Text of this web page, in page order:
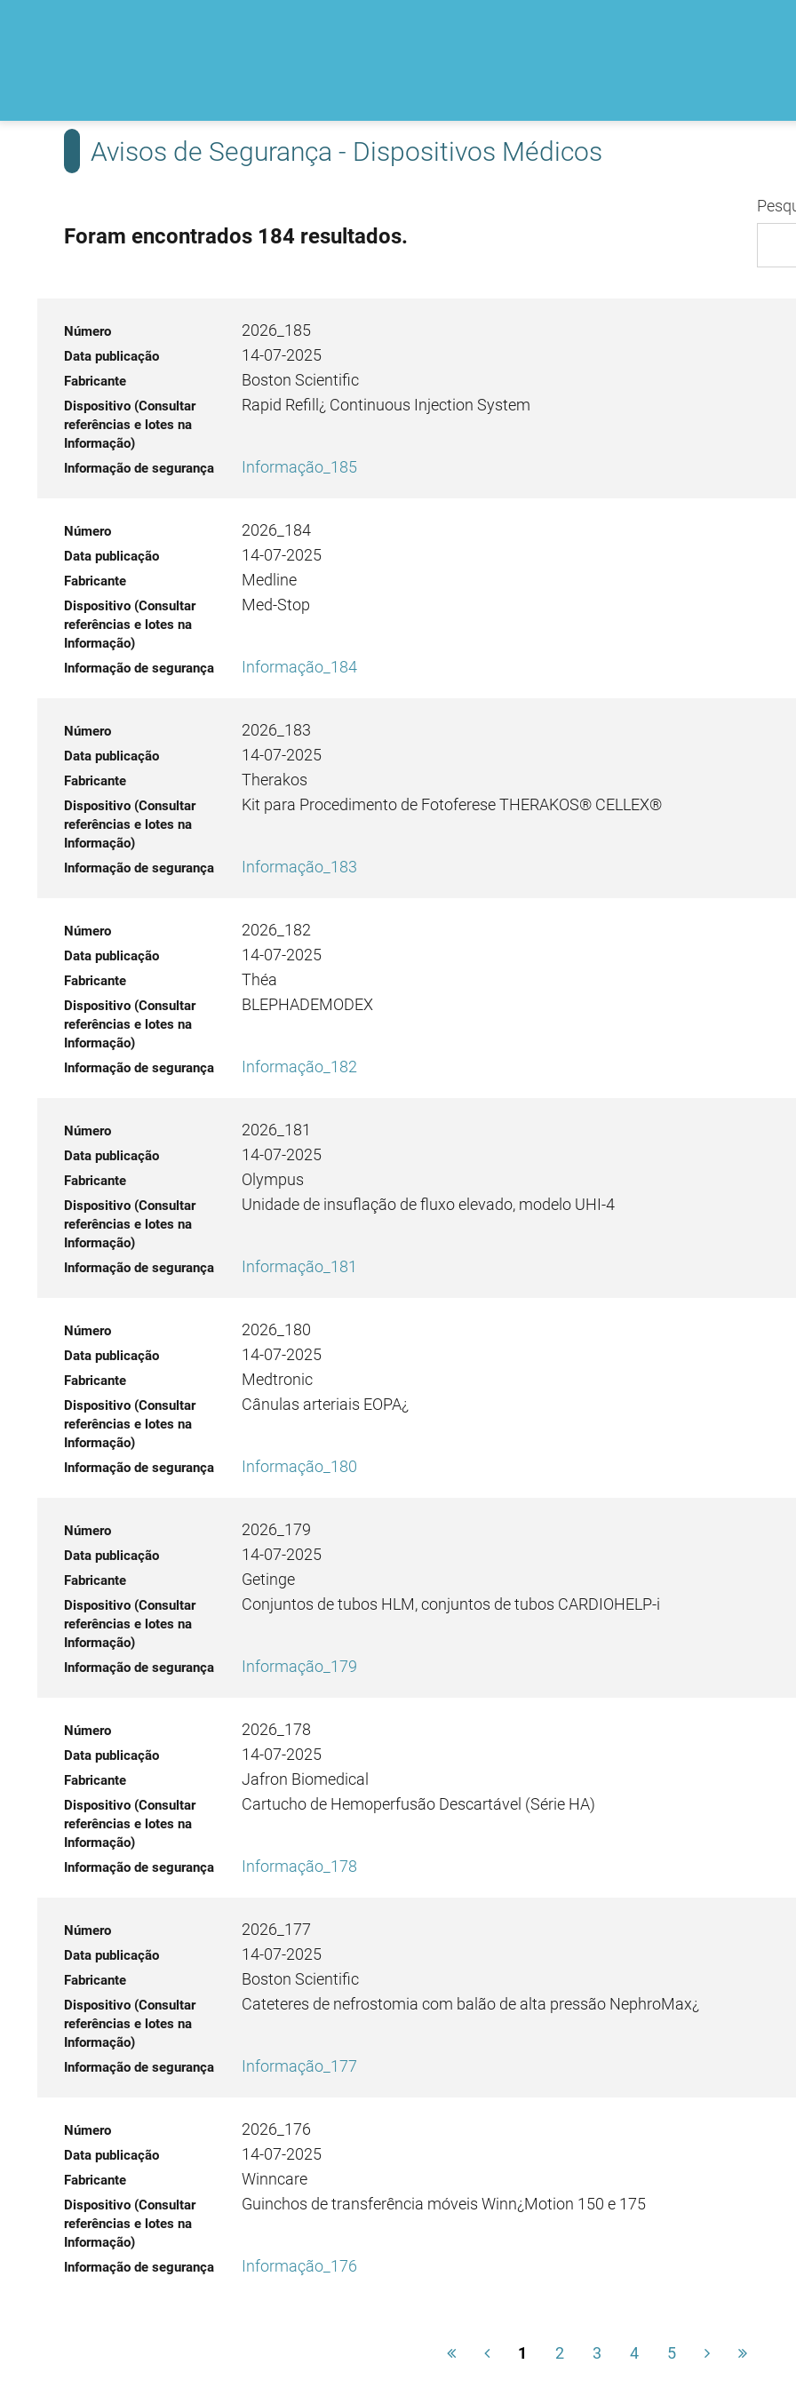
Avisos de Segurança - Dispositivos Médicos
Foram encontrados 184 resultados.
2026_185
14-07-2025
Boston Scientific
Rapid Refill¿ Continuous Injection System
Informação_185
2026_184
14-07-2025
Medline
Med-Stop
Informação_184
2026_183
14-07-2025
Therakos
Kit para Procedimento de Fotoferese THERAKOS® CELLEX®
Informação_183
2026_182
14-07-2025
Théa
BLEPHADEMODEX
Informação_182
2026_181
14-07-2025
Olympus
Unidade de insuflação de fluxo elevado, modelo UHI-4
Informação_181
2026_180
14-07-2025
Medtronic
Cânulas arteriais EOPA¿
Informação_180
2026_179
14-07-2025
Getinge
Conjuntos de tubos HLM, conjuntos de tubos CARDIOHELP-i
Informação_179
2026_178
14-07-2025
Jafron Biomedical
Cartucho de Hemoperfusão Descartável (Série HA)
Informação_178
2026_177
14-07-2025
Boston Scientific
Cateteres de nefrostomia com balão de alta pressão NephroMax¿
Informação_177
2026_176
14-07-2025
Winncare
Guinchos de transferência móveis Winn¿Motion 150 e 175
Informação_176
1 2 3 4 5